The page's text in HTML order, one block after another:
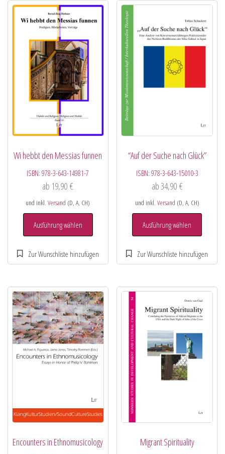
Wi hebbt den Messias funnen
ISBN:978-3-643-14981-7
ab 19,90€
und inkl.Versand (D, A, CH)
Ausführung wählen
“Auf der Suche nach Glück”
ISBN: 978-3-643-15010-3
ab34,90 €
und inkl. Versand (D, A, CH)
Ausführung wählen
Encounters in Ethnomusicology Migrant Spirituality